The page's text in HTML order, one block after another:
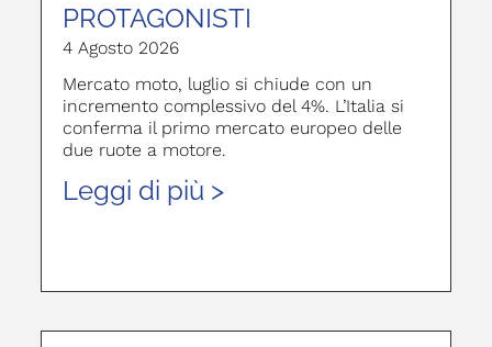
PROTAGONISTI
4 Agosto 2026
Mercato moto, luglio si chiude con un
incremento complessivo del 4%. L’Italia si
conferma il primo mercato europeo delle
due ruote a motore.
Leggi di più >